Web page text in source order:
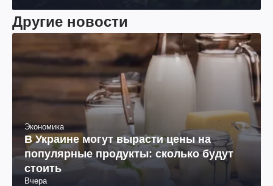
Другие новости
Экономика
В Украине могут вырасти цены на
популярные продукты: сколько будут
стоить
Вчера